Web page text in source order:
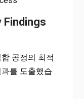
Findings
공정의 최적
를 도출했습